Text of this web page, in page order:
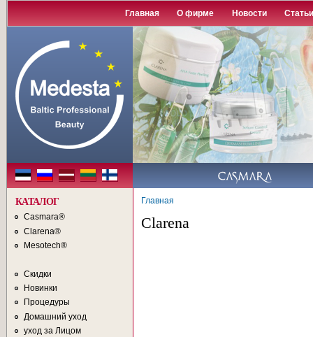
Главная О фирме Новости Статьи
КАТАЛОГ
Casmara®
Clarena®
Mesotech®
Скидки
Новинки
Процедуры
Домашний уход
уход за Лицом
Главная
Clarena